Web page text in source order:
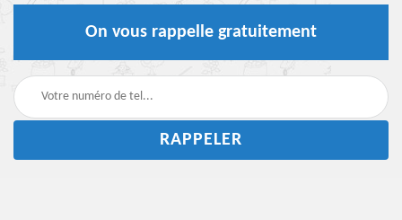
On vous rappelle gratuitement